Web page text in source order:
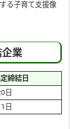
る子育て支援像
業
締結日
日
日